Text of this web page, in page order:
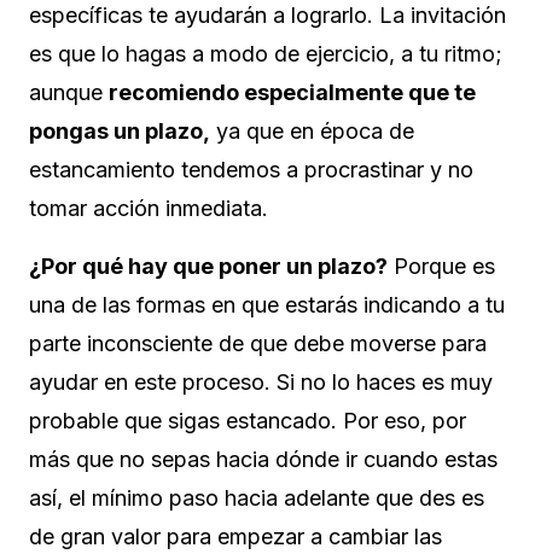
específicas te ayudarán a lograrlo. La invitación
es que lo hagas a modo de ejercicio, a tu ritmo;
aunque recomiendo especialmente que te
pongas un plazo, ya que en época de
estancamiento tendemos a procrastinar y no
tomar acción inmediata.
¿Por qué hay que poner un plazo? Porque es
una de las formas en que estarás indicando a tu
parte inconsciente de que debe moverse para
ayudar en este proceso. Si no lo haces es muy
probable que sigas estancado. Por eso, por
más que no sepas hacia dónde ir cuando estas
así, el mínimo paso hacia adelante que des es
de gran valor para empezar a cambiar las